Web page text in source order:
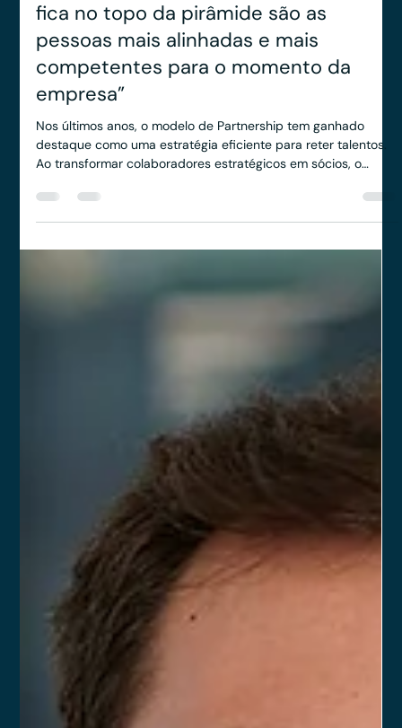
Ronald Souza
29 de set. de 2025
3 min de leitura
Benchimol: “Com o partnership, quem
fica no topo da pirâmide são as
pessoas mais alinhadas e mais
competentes para o momento da
escritório reconhece diretamente o valor de quem contribui
para crescimento, captação de clientes e geração de receita.
Não à toa, Guilherme Benchimol, resume a importância desse
modelo ao afirmar: “Com o partnership, quem fica no topo da
pirâmide são as pessoas mais alinhadas e mais competentes